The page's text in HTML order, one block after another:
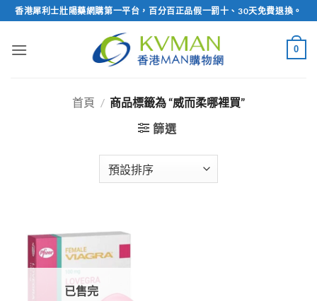
Skip
to
content
香港犀利士壯陽藥網購第一平台，百分百正品假一罰十、30天免費退換。
0
首頁 / 商品標籤為 “威而柔哪裡買”
篩選
已售完